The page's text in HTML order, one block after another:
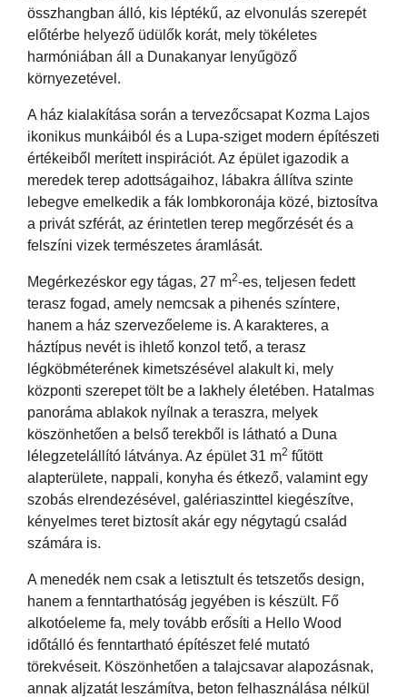
összhangban álló, kis léptékű, az elvonulás szerepét
előtérbe helyező üdülők korát, mely tökéletes
harmóniában áll a Dunakanyar lenyűgöző
környezetével.
A ház kialakítása során a tervezőcsapat Kozma Lajos
ikonikus munkáiból és a Lupa-sziget modern építészeti
értékeiből merített inspirációt. Az épület igazodik a
meredek terep adottságaihoz, lábakra állítva szinte
lebegve emelkedik a fák lombkoronája közé, biztosítva
a privát szférát, az érintetlen terep megőrzését és a
felszíni vizek természetes áramlását.
Megérkezéskor egy tágas, 27 m2-es, teljesen fedett
terasz fogad, amely nemcsak a pihenés színtere,
hanem a ház szervezőeleme is. A karakteres, a
háztípus nevét is ihlető konzol tető, a terasz
légköbméterének kimetszésével alakult ki, mely
központi szerepet tölt be a lakhely életében. Hatalmas
panoráma ablakok nyílnak a teraszra, melyek
köszönhetően a belső terekből is látható a Duna
lélegzetelállító látványa. Az épület 31 m2 fűtött
alapterülete, nappali, konyha és étkező, valamint egy
szobás elrendezésével, galériaszinttel kiegészítve,
kényelmes teret biztosít akár egy négytagú család
számára is.
A menedék nem csak a letisztult és tetszetős design,
hanem a fenntarthatóság jegyében is készült. Fő
alkotóeleme fa, mely tovább erősíti a Hello Wood
időtálló és fenntartható építészet felé mutató
törekvéseit. Köszönhetően a talajcsavar alapozásnak,
annak aljzatát leszámítva, beton felhasználása nélkül